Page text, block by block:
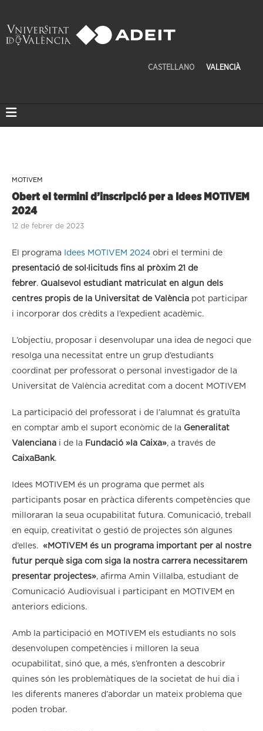
CASTELLANO VALENCIÀ
MOTIVEM
Obert el termini d’inscripció per a Idees MOTIVEM
2024
12 de febrer de 2023
El programa Idees MOTIVEM 2024 obri el termini de
presentació de sol·licituds fins al pròxim 21 de
febrer. Qualsevol estudiant matriculat en algun dels
centres propis de la Universitat de València pot participar
i incorporar dos crèdits a l’expedient acadèmic.
L’objectiu, proposar i desenvolupar una idea de negoci que
resolga una necessitat entre un grup d’estudiants
coordinat per professorat o personal investigador de la
Universitat de València acreditat com a docent MOTIVEM
La participació del professorat i de l’alumnat és gratuïta
en comptar amb el suport econòmic de la Generalitat
Valenciana i de la Fundació »la Caixa», a través de
CaixaBank.
Idees MOTIVEM és un programa que permet als
participants posar en pràctica diferents competències que
milloraran la seua ocupabilitat futura. Comunicació, treball
en equip, creativitat o gestió de projectes són algunes
d’elles. «MOTIVEM és un programa important per al nostre
futur perquè siga com siga la nostra carrera necessitarem
presentar projectes», afirma Amin Villalba, estudiant de
Comunicació Audiovisual i participant en MOTIVEM en
anteriors edicions.
Amb la participació en MOTIVEM els estudiants no sols
desenvolupen competències i milloren la seua
ocupabilitat, sinó que, a més, s’enfronten a descobrir
quines són les problemàtiques de la societat de hui dia i
les diferents maneres d’abordar un mateix problema que
poden trobar.